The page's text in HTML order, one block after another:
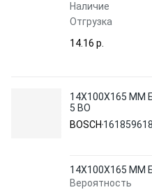
Наличие
Отгрузка
14.16 p.
14Х100Х165 ММ
5 BO
BOSCH
14Х100Х165 ММ
Вероятность